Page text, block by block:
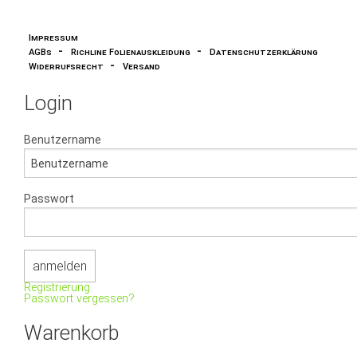
Impressum
AGBs
- Richline Folienauskleidung -
Datenschutzerklärung
Widerrufsrecht
- Versand
Login
Benutzername
Passwort
Registrierung.
Passwort vergessen?
Warenkorb